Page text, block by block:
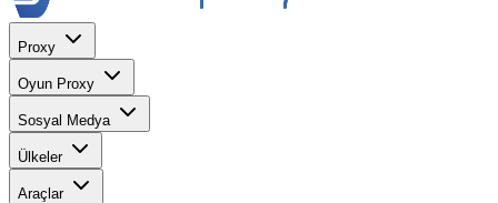
Proxy
Oyun Proxy
Sosyal Medya
Ülkeler
Araçlar